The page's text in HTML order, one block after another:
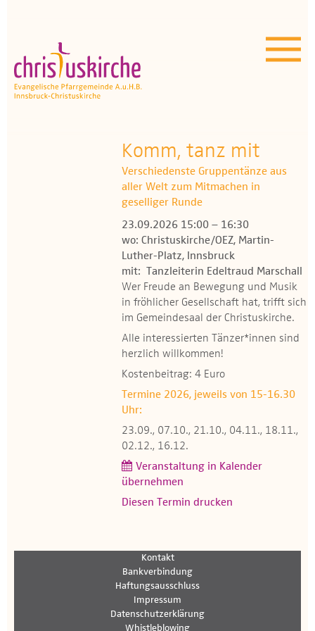
Unser Angebot
OEZ
Wissenswertes
Medien
Kontakt
Komm, tanz mit
Verschiedenste Gruppentänze aus
aller Welt zum Mitmachen in
geselliger Runde
23.09.2026 15:00 – 16:30
wo: Christuskirche/OEZ, Martin-
Luther-Platz, Innsbruck
mit: Tanzleiterin Edeltraud Marschall
Wer Freude an Bewegung und Musik
in fröhlicher Gesellschaft hat, trifft sich
im Gemeindesaal der Christuskirche.
Alle interessierten Tänzer*innen sind
herzlich willkommen!
Kostenbeitrag: 4 Euro
Termine 2026, jeweils von 15-16.30
Uhr:
23.09., 07.10., 21.10., 04.11., 18.11.,
02.12., 16.12.
Veranstaltung in Kalender
übernehmen
Diesen Termin drucken
Kontakt
Bankverbindung
Haftungsausschluss
Impressum
Datenschutzerklärung
Whistleblowing